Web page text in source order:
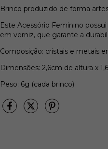
Brinco produzido de forma
Este Acessório Feminino
em verniz, que garante a
Composição: cristais e metais
Dimensões: 2,6cm de altura x
Peso: 6g (cada brinco)